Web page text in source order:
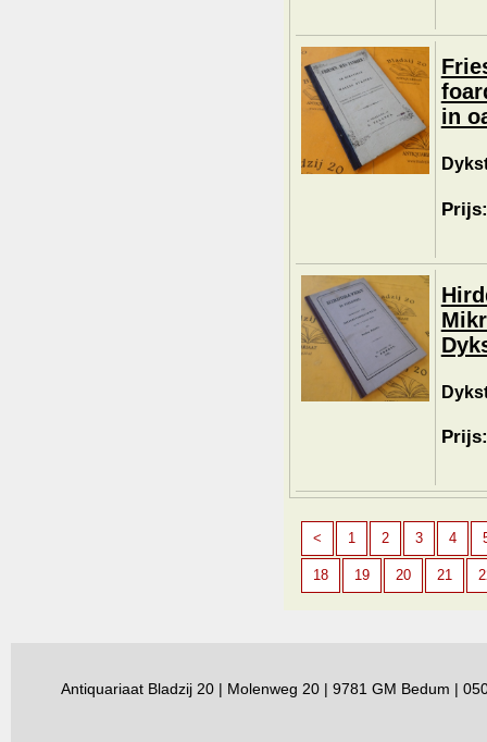
in
< 1 2 3 4
18 19 20 21
Antiquariaat Bladzij 20 | Molenweg 20 | 9781 GM Bedum |